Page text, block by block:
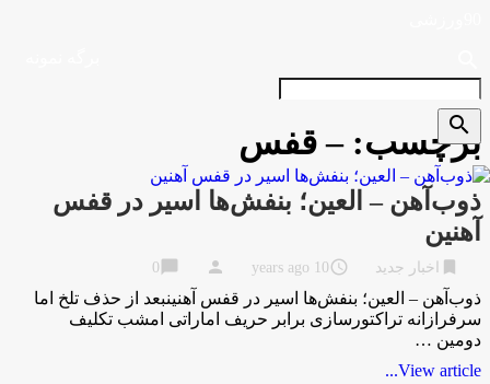
برچسب: – قفس
ذوب‌آهن – العین؛ بنفش‌ها اسیر در قفس
آهنین
اخبار جدید access_time
10 years ago
person
chat_bubble
ذوب‌آهن – العین؛ بنفش‌ها اسیر در قفس آهنینبعد از حذف تلخ اما
سرفرازانه تراکتورسازی برابر حریف اماراتی امشب تکلیف
دومین …
View article...
search